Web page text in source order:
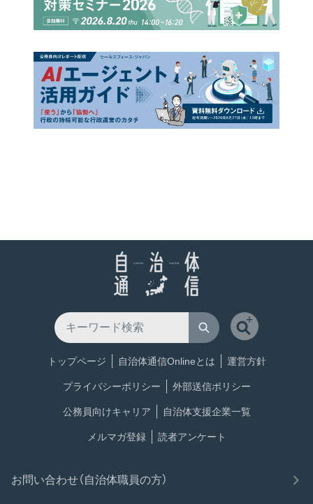
トップページ 自治体通信Onlineとは 運営方針
プライバシーポリシー 外部送信ポリシー
公務員向けキャリア 自治体支援企業一覧
メルマガ登録 読者アンケート
お問い合わせ（自治体職員の方）